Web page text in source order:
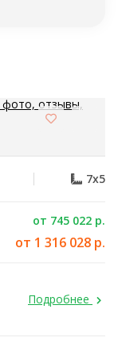
7x5
от 745 022 р.
от 1 316 028 р.
Подробнее